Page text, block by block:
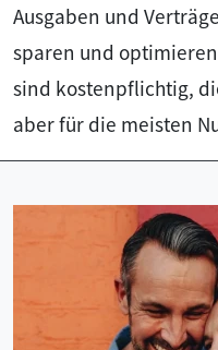
Ausgaben und
sparen und
sind kostenpflichtig,
aber für die meisten